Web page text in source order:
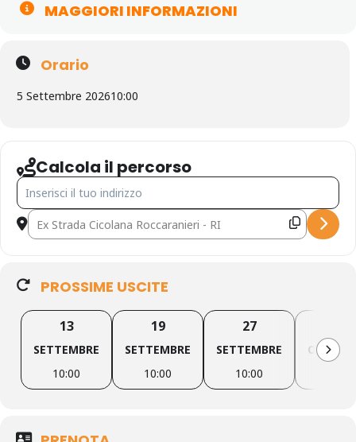
MAGGIORI INFORMAZIONI
Orario
5 Settembre 202610:00
Calcola il percorso
indirizzo - Canyoning Fosso Roccaranieri [YgChlZQIL]
Indirizzo di destinazione - Canyoning Fosso Roccaranieri
PROSSIME USCITE
13
SETTEMBRE
10:00
19
SETTEMBRE
10:00
27
SETTEMBRE
10:00